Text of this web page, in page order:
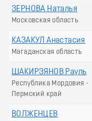
ЗЕРНОВА Наталья
Московская область
КАЗАКУЛ Анастасия
Магаданская область
ШАКИРЗЯНОВ Рауль
Республика Мордовия -
Пермский край
ВОЛЖЕНЦЕВ